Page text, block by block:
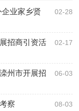
02-28
业家乡贤
02-17
招商引资活
06-03
州市开展招
08-03
察